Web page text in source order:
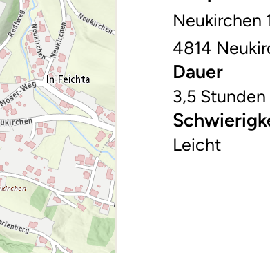
Neukirchen
4814
Dauer
3,5 Stunden
Leicht